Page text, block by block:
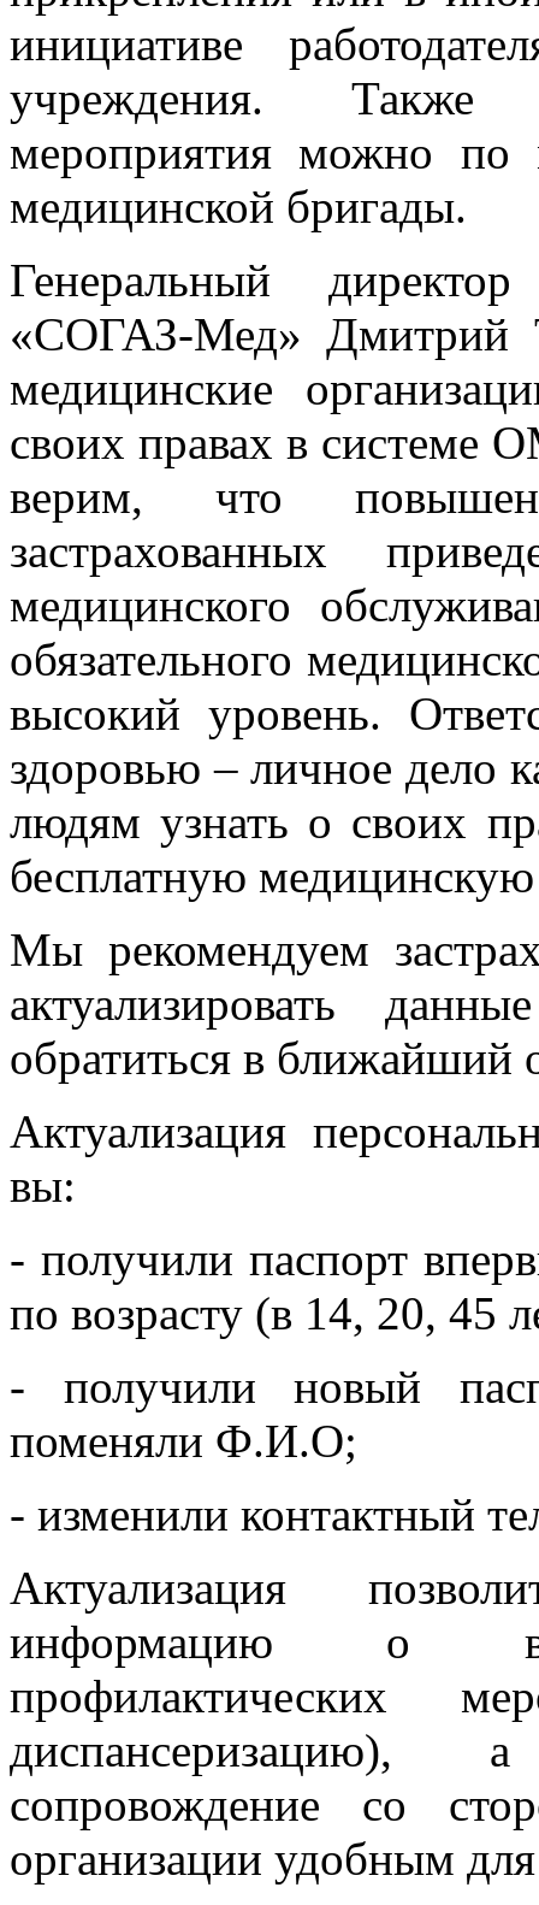
инициативе
учреждения. Также
мероприятия можно по
медицинской бригады.
Генеральный
«СОГАЗ-Мед» Дмитрий
медицинские
своих правах в системе
верим, что
застрахованных
медицинского
обязательного
высокий уровень.
здоровью – личное дело
людям узнать о своих
бесплатную
Мы рекомендуем
актуализировать
обратиться в
Актуализация
вы:
- получили паспорт
по возрасту (в 14, 20, 45
- получили новый
поменяли Ф.И.О;
- изменили контактный
Актуализация
информацию о
профилактических
диспансеризацию),
сопровождение со
организации удобным